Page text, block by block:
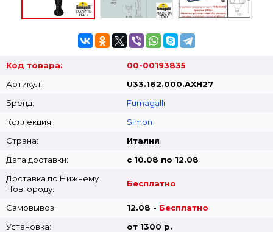
Код товара:
00-00193835
Артикул:
U33.162.000.AXH27
Бренд:
Fumagalli
Коллекция:
Simon
Страна:
Италия
Дата доставки:
с 10.08 по 12.08
Доставка по Нижнему
Новгороду:
Бесплатно
Самовывоз: 12.08 - Бесплатно
Установка:
от 1300 p.